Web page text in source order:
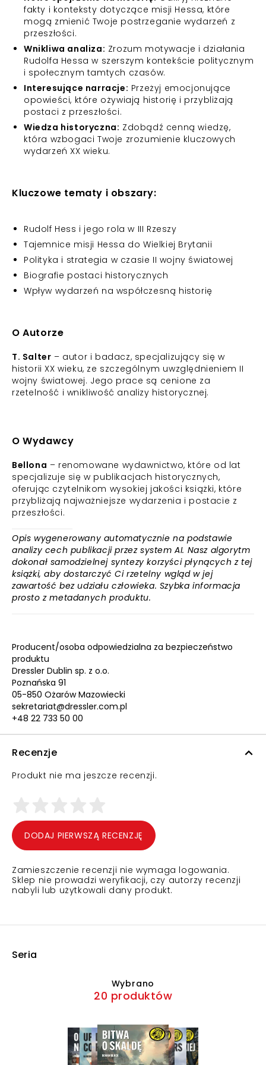
fakty i konteksty dotyczące misji Hessa, które
mogą zmienić Twoje postrzeganie wydarzeń z
przeszłości.
Wnikliwa analiza: Zrozum motywacje i działania
Rudolfa Hessa w szerszym kontekście politycznym
i społecznym tamtych czasów.
Interesujące narracje: Przeżyj emocjonujące
opowieści, które ożywiają historię i przybliżają
postaci z przeszłości.
Wiedza historyczna: Zdobądź cenną wiedzę,
która wzbogaci Twoje zrozumienie kluczowych
wydarzeń XX wieku.
Kluczowe tematy i obszary:
Rudolf Hess i jego rola w III Rzeszy
Tajemnice misji Hessa do Wielkiej Brytanii
Polityka i strategia w czasie II wojny światowej
Biografie postaci historycznych
Wpływ wydarzeń na współczesną historię
O Autorze
T. Salter – autor i badacz, specjalizujący się w
historii XX wieku, ze szczególnym uwzględnieniem II
wojny światowej. Jego prace są cenione za
rzetelność i wnikliwość analizy historycznej.
O Wydawcy
Bellona – renomowane wydawnictwo, które od lat
specjalizuje się w publikacjach historycznych,
oferując czytelnikom wysokiej jakości książki, które
przybliżają najważniejsze wydarzenia i postacie z
przeszłości.
Opis wygenerowany automatycznie na podstawie
analizy cech publikacji przez system AI. Nasz algorytm
dokonał samodzielnej syntezy korzyści płynących z tej
książki, aby dostarczyć Ci rzetelny wgląd w jej
zawartość bez udziału człowieka. Szybka informacja
prosto z metadanych produktu.
Producent/osoba odpowiedzialna za bezpieczeństwo
produktu
Dressler Dublin sp. z o.o.
Poznańska 91
05-850 Ożarów Mazowiecki
sekretariat@dressler.com.pl
+48 22 733 50 00
Recenzje
Produkt nie ma jeszcze recenzji.
DODAJ PIERWSZĄ RECENZJĘ
Zamieszczenie recenzji nie wymaga logowania.
Sklep nie prowadzi weryfikacji, czy autorzy recenzji
nabyli lub użytkowali dany produkt.
Seria
Wybrano
20 produktów